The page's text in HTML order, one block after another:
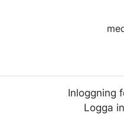
Inloggning
Logga